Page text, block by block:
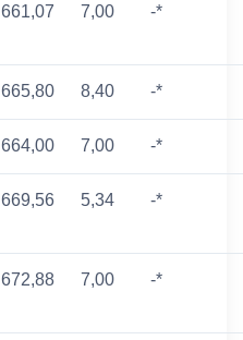
661,07 7,00 -*
665,80 8,40 -*
664,00 7,00 -*
669,56 5,34 -*
672,88 7,00 -*